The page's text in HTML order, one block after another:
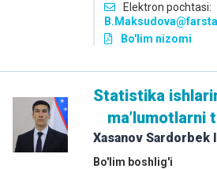
Elektron pochtasi:
Bo'lim nizomi
Statistika
maʼlumotlarni
Xasanov Sardorbek
Bo'lim boshlig'i